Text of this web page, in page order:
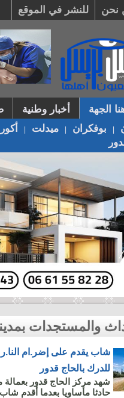
نحن للنشر في الموقع
الجهة
بوفكران ميدلت
أخبار وطنية
شاب يقدم على إضر.ام
للدرك بالحاج قدور
حادثا مأساويا بعدما أقدم